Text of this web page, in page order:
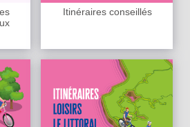
Itinéraires conseillés